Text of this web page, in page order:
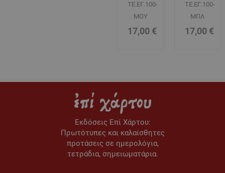
ΤΕ.ΕΓ.100-
ΜΟΥ
17,00 €
ΤΕ.ΕΓ.100-
ΜΠΛ
17,00 €
Εκδόσεις Eπί Χάρτου:
Πρωτότυπες και καλαίσθητες
προτάσεις σε ημερολόγια,
τετράδια, σημειωματάρια.